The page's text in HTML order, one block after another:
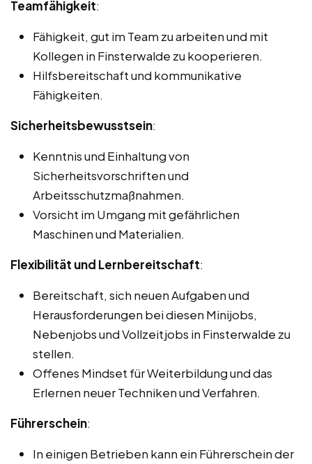
Teamfähigkeit:
Fähigkeit, gut im Team zu arbeiten und mit
Kollegen in Finsterwalde zu kooperieren.
Hilfsbereitschaft und kommunikative
Fähigkeiten.
Sicherheitsbewusstsein:
Kenntnis und Einhaltung von
Sicherheitsvorschriften und
Arbeitsschutzmaßnahmen.
Vorsicht im Umgang mit gefährlichen
Maschinen und Materialien.
Flexibilität und Lernbereitschaft:
Bereitschaft, sich neuen Aufgaben und
Herausforderungen bei diesen Minijobs,
Nebenjobs und Vollzeitjobs in Finsterwalde zu
stellen.
Offenes Mindset für Weiterbildung und das
Erlernen neuer Techniken und Verfahren.
Führerschein:
In einigen Betrieben kann ein Führerschein der